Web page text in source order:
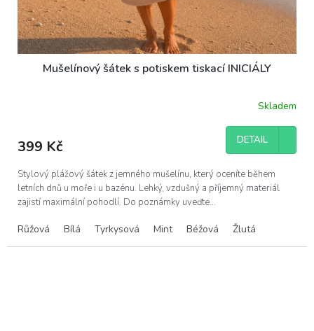
Mušelínový šátek s potiskem tiskací INICIÁLY
Skladem
399 Kč DETAIL
Stylový plážový šátek z jemného mušelínu, který oceníte během
letních dnů u moře i u bazénu. Lehký, vzdušný a příjemný materiál
zajistí maximální pohodlí. Do poznámky uveďte...
Růžová Bílá Tyrkysová Mint Béžová Žlutá